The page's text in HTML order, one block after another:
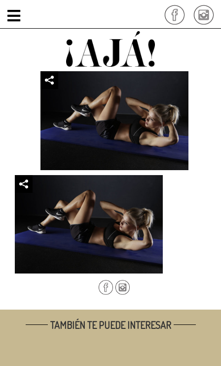
actividad-fisica
por: siteadmin
TAMBIÉN TE PUEDE INTERESAR